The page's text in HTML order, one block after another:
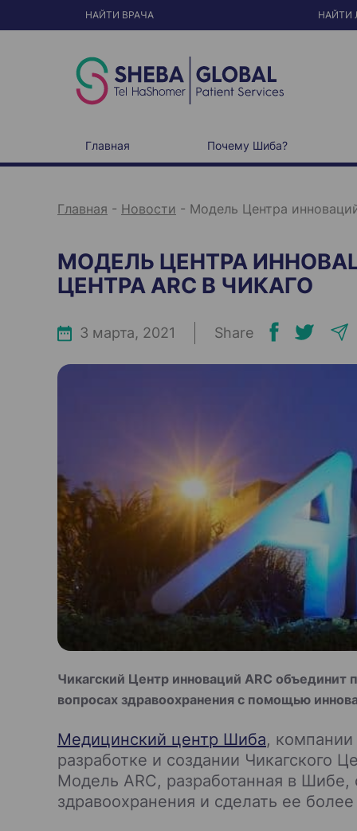
p
НАЙТИ ВРАЧА НАЙТИ
Главная Почему Шиба?
Главная - Новости - Модель Центра
МОДЕЛЬ ЦЕНТРА
ЦЕНТРА ARC В ЧИКАГО
3 марта, 2021 Share
Чикагский Центр инноваций ARC объединит
вопросах здравоохранения с помощью
Медицинский центр Шиба, компании
разработке и создании Чикагского
Модель ARC, разработанная в
здравоохранения и сделать ее